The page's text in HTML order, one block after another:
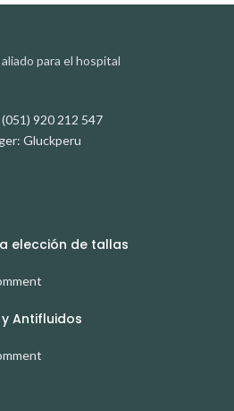
para el hospital
920 212 547
Gluckperu
elección de tallas
Antifluidos